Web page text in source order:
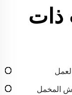
ذات
المخمل